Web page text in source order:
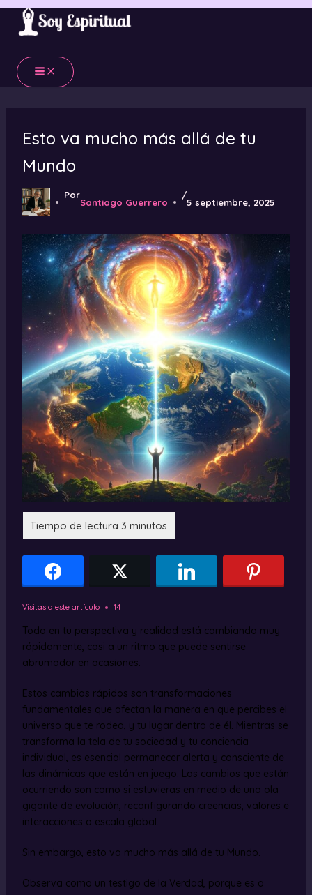
Ir
contenido
Esto va mucho más allá de tu
Mundo
Por
Santiago Guerrero
/
5 septiembre, 2025
Visitas a este artículo 14
Todo en tu perspectiva y realidad está cambiando muy
rápidamente, casi a un ritmo que puede sentirse
abrumador en ocasiones.
Estos cambios rápidos son transformaciones
fundamentales que afectan la manera en que percibes el
universo que te rodea, y tu lugar dentro de él. Mientras se
transforma la tela de tu sociedad y tu conciencia
individual, es esencial permanecer alerta y consciente de
las dinámicas que están en juego. Los cambios que están
ocurriendo son como si estuvieras en medio de una ola
gigante de evolución, reconfigurando creencias, valores e
interacciones a escala global.
Sin embargo, esto va mucho más allá de tu Mundo.
Observa como un testigo de la Verdad, porque es a